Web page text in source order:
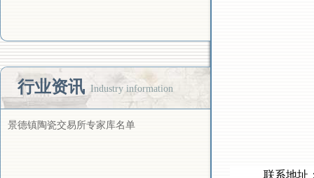
行业资讯 Industry information
景德镇陶瓷交易所专家库名单
联系地址：江